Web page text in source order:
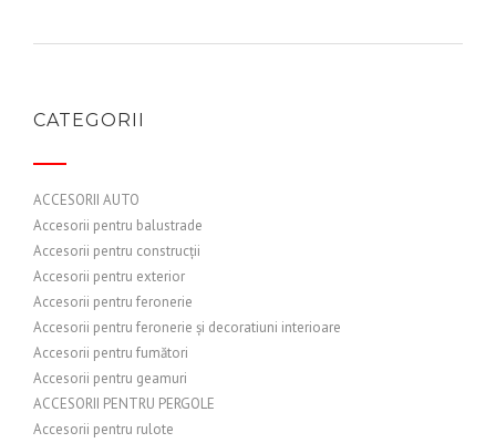
CATEGORII
ACCESORII AUTO
Accesorii pentru balustrade
Accesorii pentru construcții
Accesorii pentru exterior
Accesorii pentru feronerie
Accesorii pentru feronerie și decoratiuni interioare
Accesorii pentru fumători
Accesorii pentru geamuri
ACCESORII PENTRU PERGOLE
Accesorii pentru rulote